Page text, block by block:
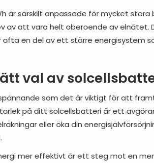
är särskilt anpassade för mycket stora
av att vara helt oberoende av elnätet.
en del av ett större energisystem
val av
som det är viktigt för att
på ditt solcellsbatteri är ett
eller öka din
mer effektivt är ett steg mot en mer